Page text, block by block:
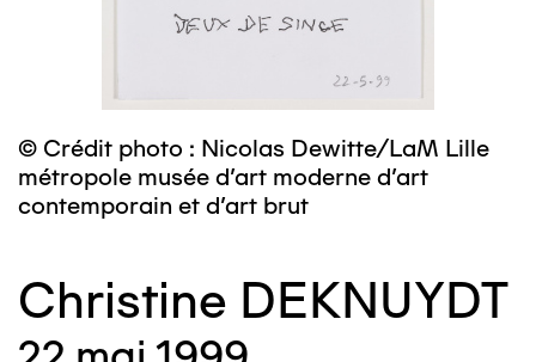
© Crédit photo : Nicolas Dewitte/LaM Lille
métropole musée d’art moderne d’art
contemporain et d’art brut
Christine DEKNUYDT